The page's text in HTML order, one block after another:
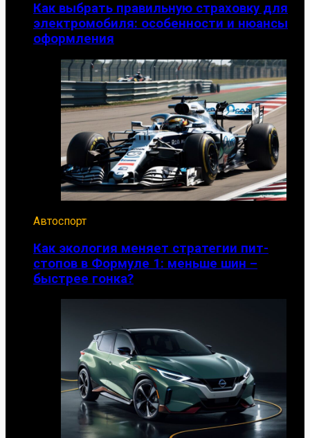
Как выбрать правильную страховку для
электромобиля: особенности и нюансы
оформления
Автоспорт
Как экология меняет стратегии пит-
стопов в Формуле 1: меньше шин –
быстрее гонка?